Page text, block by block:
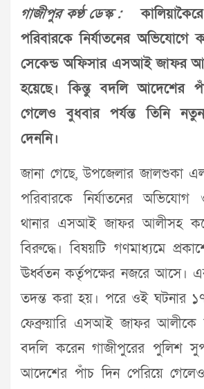
গাজীপুর কণ্ঠ ডেস্ক :
পরিবারকে নির্যাতনের অভিযোগে
সেকেন্ড অফিসার এসআই জাফর
হয়েছে। কিন্তু বদলি আদেশের
গেলেও বুধবার পর্যন্ত তিনি
দেননি।
জানা গেছে, উপজেলার জালশুকা
পরিবারকে নির্যাতনের অভিযোগ
থানার এসআই জাফর আলীসহ
বিরুদ্ধে। বিষয়টি গণমাধ্যমে
ঊর্ধ্বতন কর্তৃপক্ষের নজরে আসে।
তদন্ত করা হয়। পরে ওই ঘটনার
ফেব্রুয়ারি এসআই জাফর আলীকে
বদলি করেন গাজীপুরের পুলিশ
আদেশের পাঁচ দিন পেরিয়ে